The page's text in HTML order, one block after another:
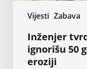
Vijesti Zabava
Inženjer
ignorišu 50
eroziji